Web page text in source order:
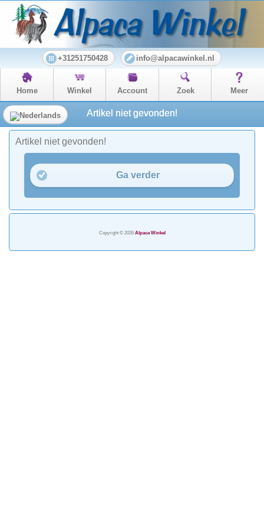
+31251750428 info@alpacawinkel.nl
Home Winkel Account Zoek Meer
Artikel niet gevonden!
Artikel niet gevonden!
Ga verder
Copyright © 2026 Alpaca Winkel